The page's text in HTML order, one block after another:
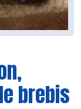
brebis